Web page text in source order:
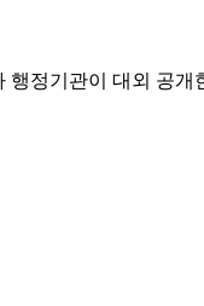
정기관이 대외 공개